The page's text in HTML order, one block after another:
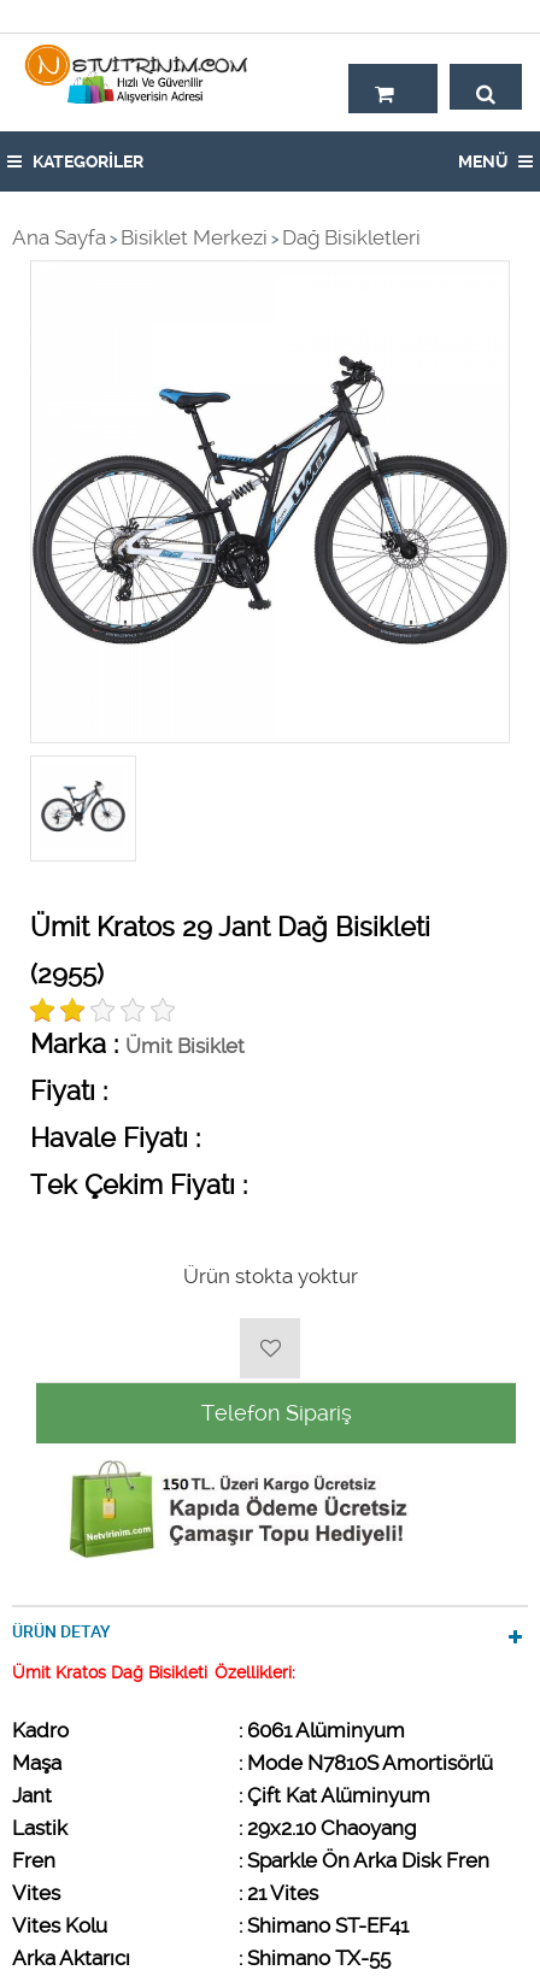
KATEGORİLER MENÜ
Ana Sayfa > Bisiklet Merkezi > Dağ Bisikletleri
Ümit Kratos 29 Jant Dağ Bisikleti
(2955)
Marka : Ümit Bisiklet
Fiyatı :
Havale Fiyatı :
Tek Çekim Fiyatı :
Ürün stokta yoktur
Telefon Sipariş
ÜRÜN DETAY
Ümit Kratos Dağ Bisikleti Özellikleri:
Kadro
: 6061 Alüminyum
Maşa
: Mode N7810S Amortisörlü
Jant
: Çift Kat Alüminyum
Lastik
: 29x2.10 Chaoyang
Fren
: Sparkle Ön Arka Disk Fren
Vites
: 21 Vites
Vites Kolu
: Shimano ST-EF41
Arka Aktarıcı
: Shimano TX-55